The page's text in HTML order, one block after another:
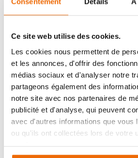
Ce site web utilise des cookies.
Les cookies nous permettent de
et les annonces, d'offrir des
médias sociaux et d'analyser notre
partageons également des
notre site avec nos partenaires de
publicité et d'analyse, qui peuvent
avec d'autres informations que vous
ou qu'ils ont collectées lors de votre
Choix de
sérénité
L’autonomie d’un poêle à
au temps pendant lequel il
être rechargé en granulés. Ce
fonction de la capacité du
granulés.
Plus le réservoir est grand, plus
pourra fonctionner longtemps
en granulés. Cela peut être